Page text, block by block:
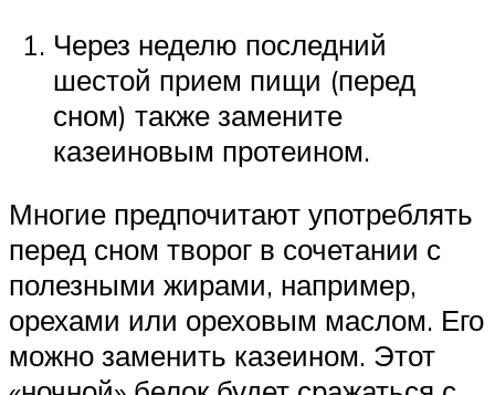
Через неделю последний
шестой прием пищи (перед
сном) также замените
казеиновым протеином.
Многие предпочитают употреблять
перед сном творог в сочетании с
полезными жирами, например,
орехами или ореховым маслом. Его
можно заменить казеином. Этот